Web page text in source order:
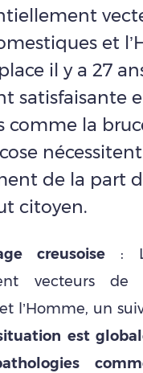
et
il y a 27
satisfaisante
comme la
de la part
citoyen.
creusoise :
vecteurs
l’Homme, un
est